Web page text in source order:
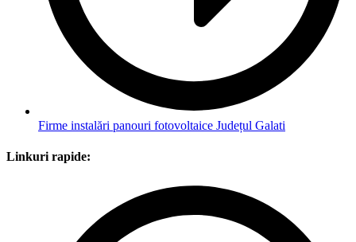
Firme instalări panouri fotovoltaice Județul Galati
Linkuri rapide: